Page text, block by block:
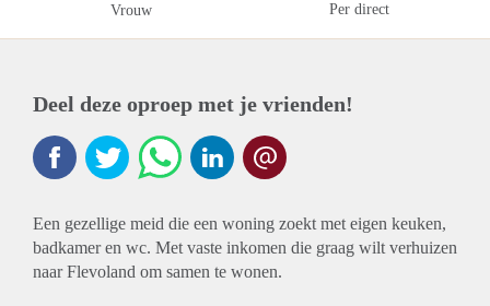
Vrouw Per direct
Deel deze oproep met je vrienden!
Een gezellige meid die een woning zoekt met eigen keuken,
badkamer en wc. Met vaste inkomen die graag wilt verhuizen
naar Flevoland om samen te wonen.